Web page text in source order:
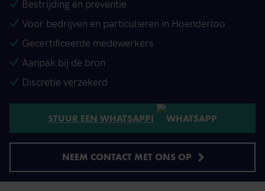
Bestrijding én preventie
Voor bedrijven en particulieren in Hoenderloo
Gecertificeerde medewerkers
Aanpak bij de bron
Discretie verzekerd
STUUR EEN WHATSAPP!
NEEM CONTACT MET ONS OP